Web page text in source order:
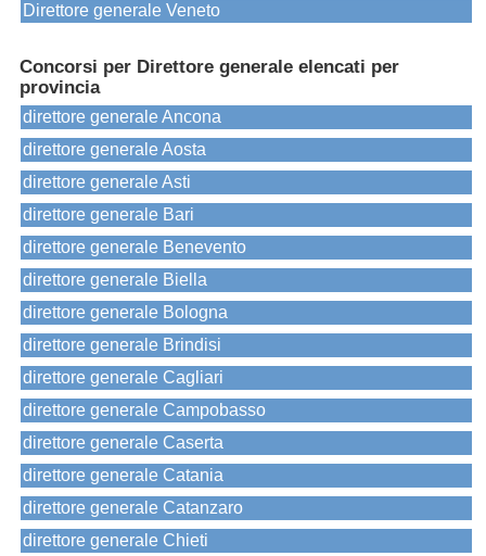
Direttore generale Veneto
Concorsi per Direttore generale elencati per
provincia
direttore generale Ancona
direttore generale Aosta
direttore generale Asti
direttore generale Bari
direttore generale Benevento
direttore generale Biella
direttore generale Bologna
direttore generale Brindisi
direttore generale Cagliari
direttore generale Campobasso
direttore generale Caserta
direttore generale Catania
direttore generale Catanzaro
direttore generale Chieti